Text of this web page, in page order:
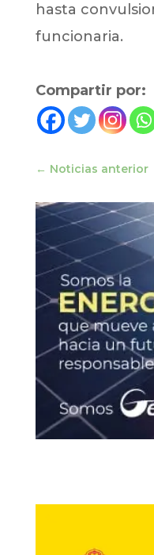
hasta
funcionaria.
Compartir por:
← Noticias anterior